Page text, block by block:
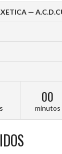
—
00
minutos